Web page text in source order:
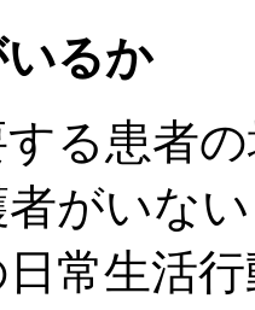
いるか
る患者の
がいな
日常生活